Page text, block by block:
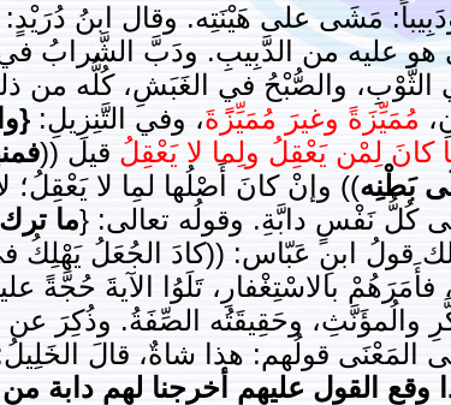
مَشَى على هَيْنَتِه. وقال ابنُ دُرَيْدٍ:
عليه من الدَّبِيبِ. ودَبَّ الشَّرابُ في
والصُّبْحُ في الغَبَشِ، كُلُّه من
مُمَيِّزَةً وغيرَ مُمَيِّزًَةَ، وفي التَّنِزِيلِ:
كانَ لِمْن يَعْقِلُ ولِما لا يَعْقِلُ قيل ((
بَطْنِه)) وإنْ كانَ أَصْلُها لمِا لا يَعْقِلُ؛
كُلُّ نَفْسٍ دابَّةِ. وقولُه تعالى: {ما
على ذلك قولُ ابنِ عَبّاس: ((كادَ الجُعَلُ
بالاسْتِغْفارِ، تَلَوُا الآيةَ حُجَّةً
والُمؤَنَّثِ، وحَقِيقَتُه الصِّفَةُ. وذُكِرَ عن
قولُهم: هذا شاةٌ، قالَ
وقع القول عليهم أخرجنا لهم دابة